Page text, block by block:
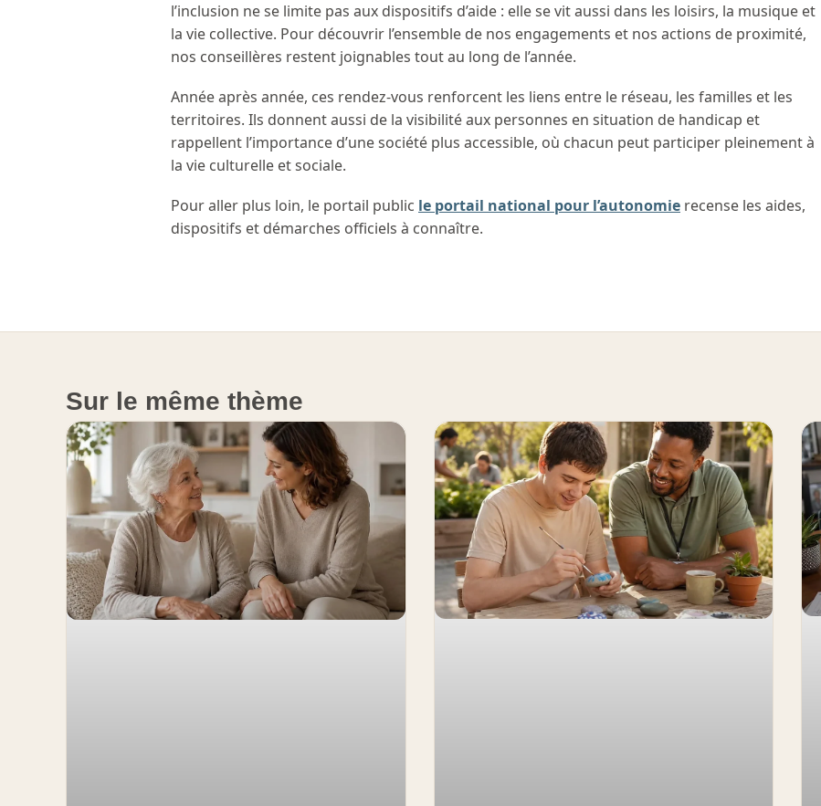
l’inclusion ne se limite pas aux dispositifs d’aide : elle se vit aussi dans les loisirs, la musique et
la vie collective. Pour découvrir l’ensemble de nos engagements et nos actions de proximité,
nos conseillères restent joignables tout au long de l’année.
Année après année, ces rendez-vous renforcent les liens entre le réseau, les familles et les
territoires. Ils donnent aussi de la visibilité aux personnes en situation de handicap et
rappellent l’importance d’une société plus accessible, où chacun peut participer pleinement à
la vie culturelle et sociale.
Pour aller plus loin, le portail public le portail national pour l’autonomie recense les aides,
dispositifs et démarches officiels à connaître.
Sur le même thème